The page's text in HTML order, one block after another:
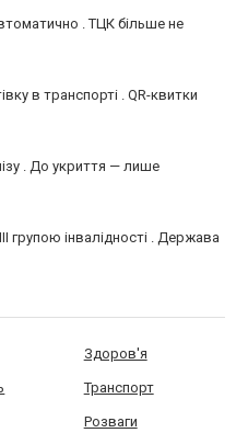
. ТЦК більше не
в транспорті . QR-квитки
. До укриття — лише
групою інвалідності . Держава
Здоров'я
Транспорт
Розваги